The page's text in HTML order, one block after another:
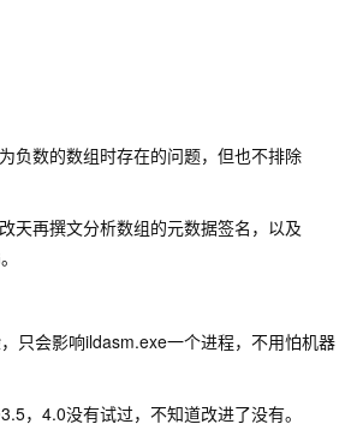
负数的数组时存在的问题，但也不排除
天再撰文分析数组的元数据签名，以及
只会影响ildasm.exe一个进程，不用怕机器
，4.0没有试过，不知道改进了没有。